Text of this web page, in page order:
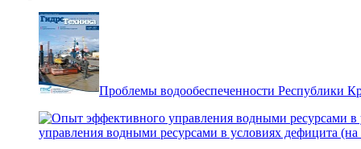
Проблемы водообеспеченности Республики
управления водными ресурсами в условиях дефицита